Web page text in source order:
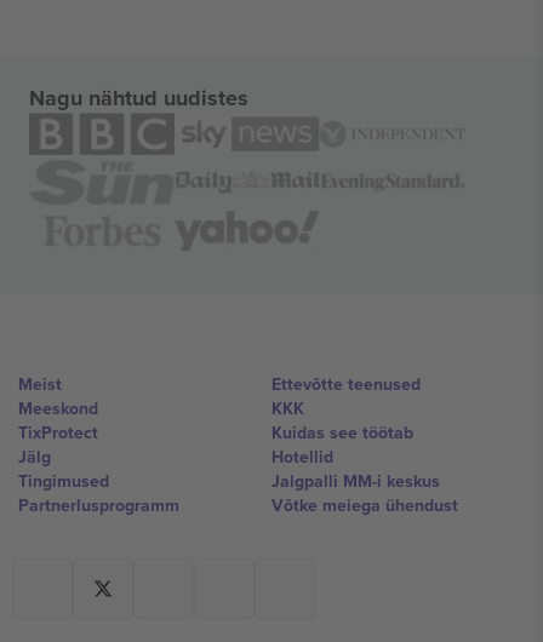
Nagu nähtud uudistes
Meist
Meeskond
TixProtect
Jälg
Tingimused
Partnerlusprogramm
Ettevõtte teenused
KKK
Kuidas see töötab
Hotellid
Jalgpalli MM-i keskus
Võtke meiega ühendust